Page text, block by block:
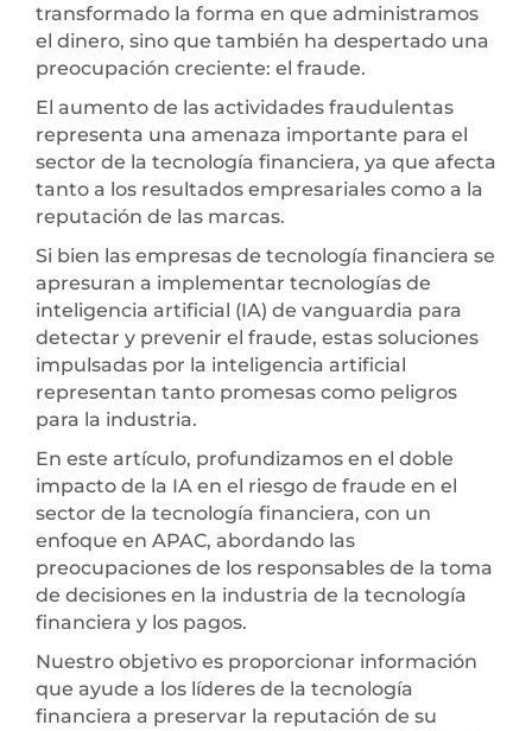
transformado la forma en que administramos
el dinero, sino que también ha despertado una
preocupación creciente: el fraude.
El aumento de las actividades fraudulentas
representa una amenaza importante para el
sector de la tecnología financiera, ya que afecta
tanto a los resultados empresariales como a la
reputación de las marcas.
Si bien las empresas de tecnología financiera se
apresuran a implementar tecnologías de
inteligencia artificial (IA) de vanguardia para
detectar y prevenir el fraude, estas soluciones
impulsadas por la inteligencia artificial
representan tanto promesas como peligros
para la industria.
En este artículo, profundizamos en el doble
impacto de la IA en el riesgo de fraude en el
sector de la tecnología financiera, con un
enfoque en APAC, abordando las
preocupaciones de los responsables de la toma
de decisiones en la industria de la tecnología
financiera y los pagos.
Nuestro objetivo es proporcionar información
que ayude a los líderes de la tecnología
financiera a preservar la reputación de su